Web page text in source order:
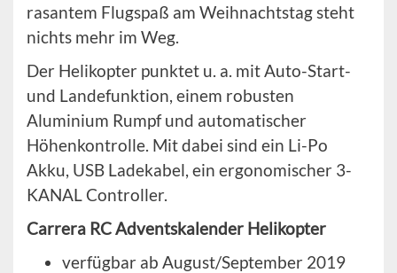
rasantem Flugspaß am Weihnachtstag steht
nichts mehr im Weg.
Der Helikopter punktet u. a. mit Auto-Start-
und Landefunktion, einem robusten
Aluminium Rumpf und automatischer
Höhenkontrolle. Mit dabei sind ein Li-Po
Akku, USB Ladekabel, ein ergonomischer 3-
KANAL Controller.
Carrera RC Adventskalender Helikopter
verfügbar ab August/September 2019